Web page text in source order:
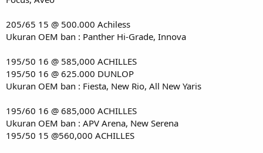
205/65 15 @ 500.000 Achiless
Ukuran OEM ban : Panther Hi-Grade, Innova
195/50 16 @ 585,000 ACHILLES
195/50 16 @ 625.000 DUNLOP
Ukuran OEM ban : Fiesta, New Rio, All New Yaris
195/60 16 @ 685,000 ACHILLES
Ukuran OEM ban : APV Arena, New Serena
195/50 15 @560,000 ACHILLES